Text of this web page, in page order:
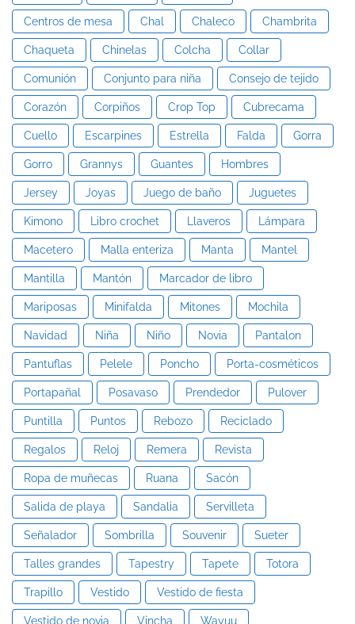
Centros de mesa Chal Chaleco Chambrita
Chaqueta Chinelas Colcha Collar
Comunión Conjunto para niña Consejo de tejido
Corazón Corpiños Crop Top Cubrecama
Cuello Escarpines Estrella Falda Gorra
Gorro Grannys Guantes Hombres
Jersey Joyas Juego de baño Juguetes
Kimono Libro crochet Llaveros Lámpara
Macetero Malla enteriza Manta Mantel
Mantilla Mantón Marcador de libro
Mariposas Minifalda Mitones Mochila
Navidad Niña Niño Novia Pantalon
Pantuflas Pelele Poncho Porta-cosméticos
Portapañal Posavaso Prendedor Pulover
Puntilla Puntos Rebozo Reciclado
Regalos Reloj Remera Revista
Ropa de muñecas Ruana Sacón
Salida de playa Sandalia Servilleta
Señalador Sombrilla Souvenir Sueter
Talles grandes Tapestry Tapete Totora
Trapillo Vestido Vestido de fiesta
Vestido de novia Vincha Wayuu